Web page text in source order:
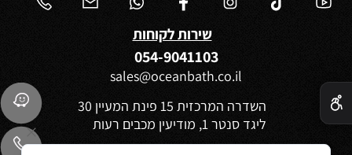
שירות לקוחות
054-9041103
sales@oceanbath.co.il
השדרה המרכזית 15 פינת המעיין 30
ליגד סנטר 1, מודיעין מכבים רעות